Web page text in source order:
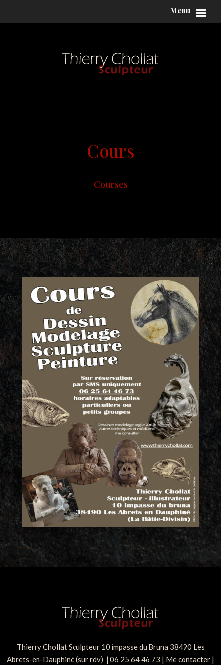
Cours
Courses
Thierry Chollat Sculpteur 10 impasse du Bruna 38490 Les
Abrets-en-Dauphiné (sur rdv) | 06 25 64 46 73 | Me contacter |
Menu